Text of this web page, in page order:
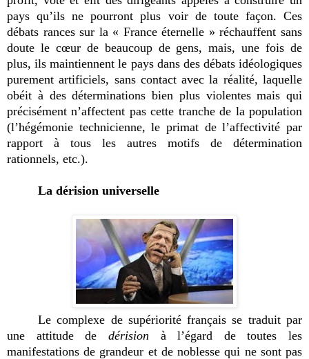
pays qu’ils ne pourront plus voir de toute façon. Ces
débats rances sur la « France éternelle » réchauffent sans
doute le cœur de beaucoup de gens, mais, une fois de
plus, ils maintiennent le pays dans des débats idéologiques
purement artificiels, sans contact avec la réalité, laquelle
obéit à des déterminations bien plus violentes mais qui
précisément n’affectent pas cette tranche de la population
(l’hégémonie technicienne, le primat de l’affectivité par
rapport à tous les autres motifs de détermination
rationnels, etc.).
La dérision universelle
Le complexe de supériorité français se traduit par
une attitude de dérision à l’égard de toutes les
manifestations de grandeur et de noblesse qui ne sont pas